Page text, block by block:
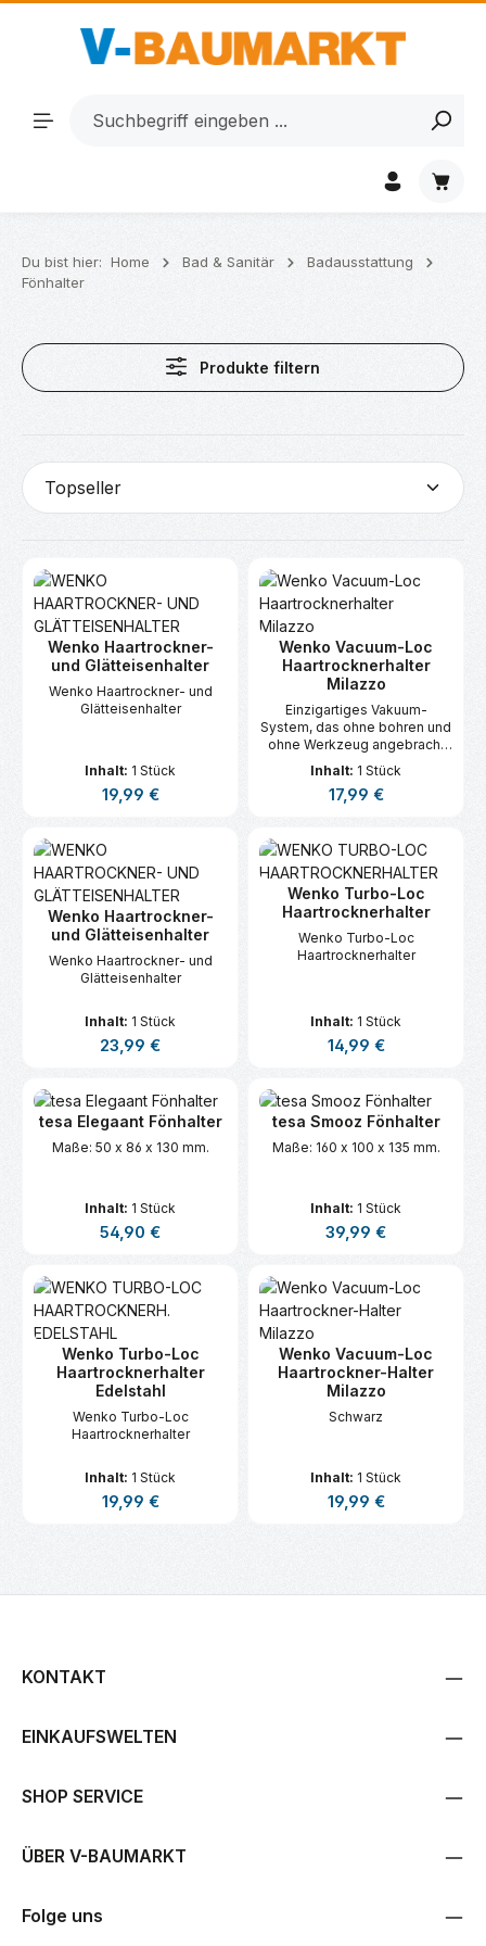
Zum Hauptinhalt springen
Du bist hier: Home Bad & Sanitär
Badausstattung
Fönhalter
Produkte filtern
Wenko Haartrockner-
und Glätteisenhalter
Wenko Haartrockner- und
Glätteisenhalter
Inhalt: 1 Stück
Regulärer Preis:
19,99 €
Wenko Vacuum-Loc
Haartrocknerhalter
Milazzo
Einzigartiges Vakuum-
System, das ohne bohren und
ohne Werkzeug angebracht
wird.
Inhalt: 1 Stück
Regulärer Preis:
17,99 €
Wenko Haartrockner-
und Glätteisenhalter
Wenko Haartrockner- und
Glätteisenhalter
Inhalt: 1 Stück
Regulärer Preis:
23,99 €
Wenko Turbo-Loc
Haartrocknerhalter
Wenko Turbo-Loc
Haartrocknerhalter
Inhalt: 1 Stück
Regulärer Preis:
14,99 €
tesa Elegaant Fönhalter
Maße: 50 x 86 x 130 mm.
Inhalt: 1 Stück
Regulärer Preis:
54,90 €
tesa Smooz Fönhalter
Maße: 160 x 100 x 135 mm.
Inhalt: 1 Stück
Regulärer Preis:
39,99 €
Wenko Turbo-Loc
Haartrocknerhalter
Edelstahl
Wenko Turbo-Loc
Haartrocknerhalter
Inhalt: 1 Stück
Regulärer Preis:
19,99 €
Wenko Vacuum-Loc
Haartrockner-Halter
Milazzo
Schwarz
Inhalt: 1 Stück
Regulärer Preis:
19,99 €
KONTAKT
EINKAUFSWELTEN
SHOP SERVICE
ÜBER V-BAUMARKT
Folge uns